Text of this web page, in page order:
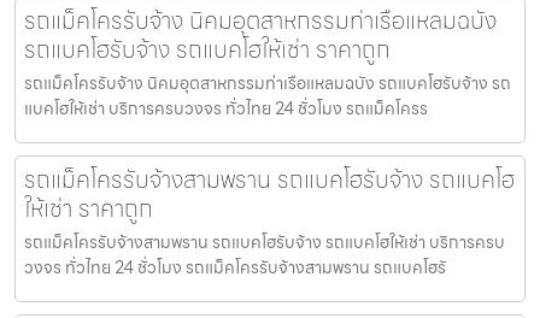
รถแม็คโครรับจ้าง นิคมอุตสาหกรรมท่าเรือแหลมฉบัง
รถแบคโฮรับจ้าง รถแบคโฮให้เช่า ราคาถูก
รถแม็คโครรับจ้าง นิคมอุตสาหกรรมท่าเรือแหลมฉบัง รถแบคโฮรับจ้าง รถ
แบคโฮให้เช่า บริการครบวงจร ทั่วไทย 24 ชั่วโมง รถแม็คโครร
รถแม็คโครรับจ้างสามพราน รถแบคโฮรับจ้าง รถแบคโฮ
ให้เช่า ราคาถูก
รถแม็คโครรับจ้างสามพราน รถแบคโฮรับจ้าง รถแบคโฮให้เช่า บริการครบ
วงจร ทั่วไทย 24 ชั่วโมง รถแม็คโครรับจ้างสามพราน รถแบคโฮรั